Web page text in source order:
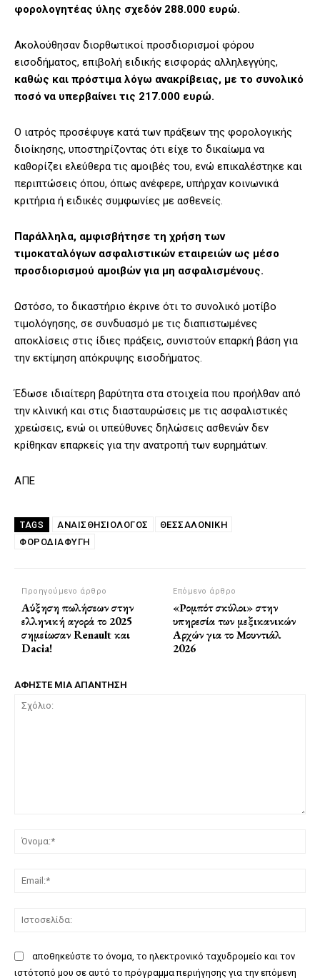
φορολογητέας ύλης σχεδόν 288.000 ευρώ.
Ακολούθησαν διορθωτικοί προσδιορισμοί φόρου
εισοδήματος, επιβολή ειδικής εισφοράς αλληλεγγύης,
καθώς και πρόστιμα λόγω ανακρίβειας, με το συνολικό
ποσό να υπερβαίνει τις 217.000 ευρώ.
Ο ιατρός προσέφυγε κατά των πράξεων της φορολογικής
διοίκησης, υποστηρίζοντας ότι είχε το δικαίωμα να
καθορίζει ελεύθερα τις αμοιβές του, ενώ επικαλέστηκε και
περιπτώσεις όπου, όπως ανέφερε, υπήρχαν κοινωνικά
κριτήρια ή ειδικές συμφωνίες με ασθενείς.
Παράλληλα, αμφισβήτησε τη χρήση των
τιμοκαταλόγων ασφαλιστικών εταιρειών ως μέσο
προσδιορισμού αμοιβών για μη ασφαλισμένους.
Ωστόσο, το δικαστήριο έκρινε ότι το συνολικό μοτίβο
τιμολόγησης, σε συνδυασμό με τις διαπιστωμένες
αποκλίσεις στις ίδιες πράξεις, συνιστούν επαρκή βάση για
την εκτίμηση απόκρυψης εισοδήματος.
Έδωσε ιδιαίτερη βαρύτητα στα στοιχεία που προήλθαν από
την κλινική και στις διασταυρώσεις με τις ασφαλιστικές
χρεώσεις, ενώ οι υπεύθυνες δηλώσεις ασθενών δεν
κρίθηκαν επαρκείς για την ανατροπή των ευρημάτων.
ΑΠΕ
TAGS ΑΝΑΙΣΘΗΣΙΟΛΟΓΟΣ
ΘΕΣΣΑΛΟΝΙΚΗ
ΦΟΡΟΔΙΑΦΥΓΉ
Προηγούμενο άρθρο
Αύξηση πωλήσεων στην
ελληνική αγορά το 2025
σημείωσαν Renault και
Dacia!
Επόμενο άρθρο
«Ρομπότ σκύλοι» στην
υπηρεσία των μεξικανικών
Αρχών για το Μουντιάλ
2026
ΑΦΗΣΤΕ ΜΙΑ ΑΠΑΝΤΗΣΗ
αποθηκεύστε το όνομα, το ηλεκτρονικό ταχυδρομείο και τον
ιστότοπό μου σε αυτό το πρόγραμμα περιήγησης για την επόμενη